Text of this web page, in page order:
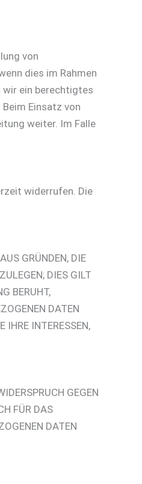
von
dies im Rahmen
wir ein berechtigtes
Einsatz von
weiter. Im Falle
widerrufen. Die
GRÜNDEN, DIE
DIES GILT
BERUHT,
DATEN
IHRE INTERESSEN,
GEGEN
FÜR DAS
DATEN